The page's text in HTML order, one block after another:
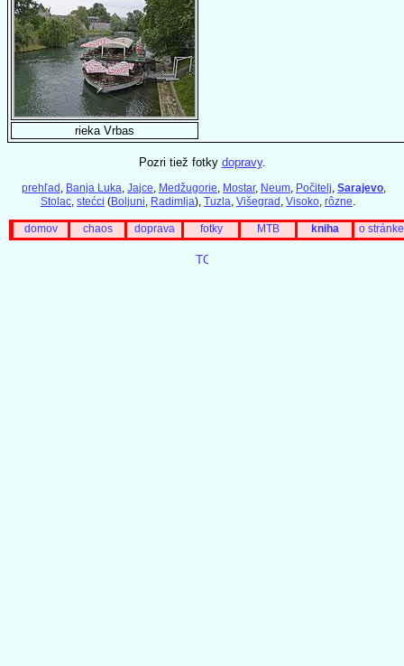
rieka Vrbas
Pozri tiež fotky dopravy.
prehľad , Banja Luka, Jajce, Medžugorie, Mostar, Neum, Počitelj, Sarajevo,
Stolac, stećci (Boljuni, Radimlja), Tuzla, Višegrad , Visoko, rôzne.
domov chaos doprava fotky MTB kniha o stránke